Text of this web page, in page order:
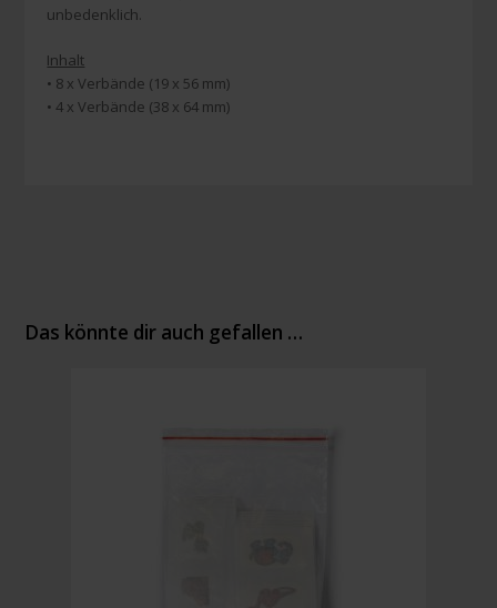
unbedenklich.
Inhalt
• 8 x Verbände (19 x 56 mm)
• 4 x Verbände (38 x 64 mm)
Das könnte dir auch gefallen …